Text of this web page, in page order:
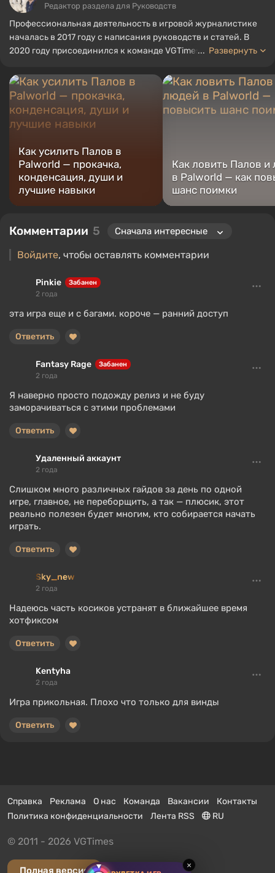
×
Редактор раздела для Руководств
Профессиональная деятельность в игровой журналистике
началась в 2017 году с написания руководств и статей. В
2020 году присоединился к команде VGTimes в качестве
редактора раздела "Руководства", продолжая работать в
качестве внештатного автора.
... Развернуть
Как усилить Палов в
Palworld — прокачка,
конденсация, души и
лучшие навыки
Как ловить Палов
в Palworld — как
шанс поимки
Комментарии 5
Войдите, чтобы оставлять комментарии
Pinkie Забанен
2 года
эта игра еще и с багами. короче — ранний доступ
Ответить
Fantasy Rage Забанен
2 года
Я наверно просто подожду релиз и не буду
заморачиваться с этими проблемами
Ответить
Удаленный аккаунт
2 года
Слишком много различных гайдов за день по одной
игре, главное, не переборщить, а так — плюсик, этот
реально полезен будет многим, кто собирается начать
играть.
Ответить
Sky_new
2 года
Надеюсь часть косиков устранят в ближайшее время
хотфиксом
Ответить
Kentyha
2 года
Игра прикольная. Плохо что только для винды
Ответить
Справка Реклама О нас Команда Вакансии
Контакты
Политика конфиденциальности
Лента RSS RU
© 2011 - 2026 VGTimes
Полная версия